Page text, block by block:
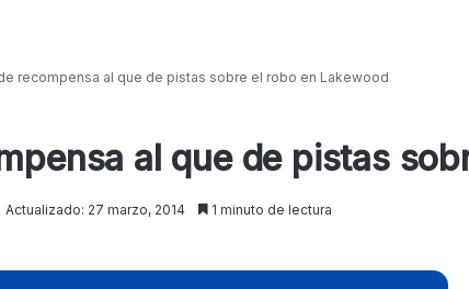
recompensa al que de pistas sobre el robo en Lakewood
al que de pistas
Actualizado: 27 marzo, 2014 1 minuto de lectura